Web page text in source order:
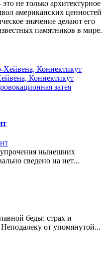
не только архитектурное
американских ценностей
значение делают его
памятников в мире.
Коннектикут
затея
упрочения нынешних
сведено на нет...
беды: страх и
от упомянутой...